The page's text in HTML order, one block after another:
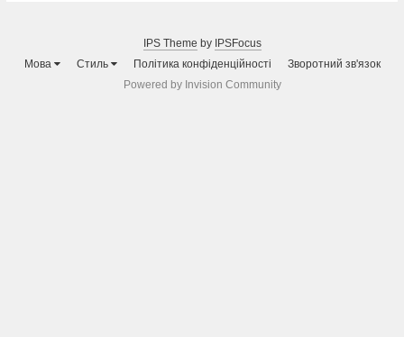
IPS Theme by IPSFocus
Мова
Стиль Політика конфіденційності
Зворотний зв'язок
Powered by Invision Community